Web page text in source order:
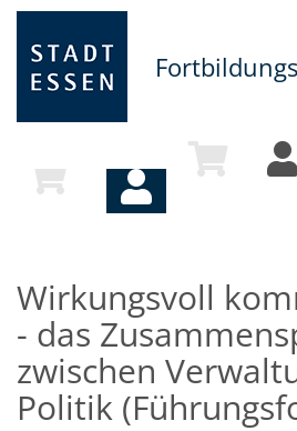
Wirkungsvoll
- das
zwischen
Politik